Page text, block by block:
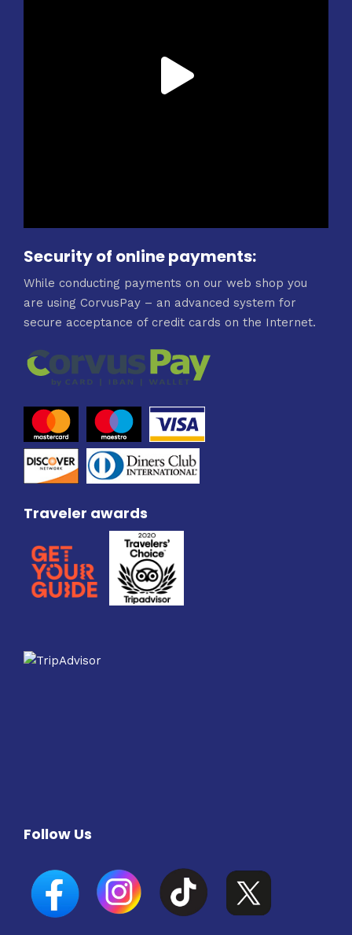
Security of online payments:
While conducting payments on our web shop you
are using CorvusPay – an advanced system for
secure acceptance of credit cards on the Internet.
Traveler awards
Follow Us